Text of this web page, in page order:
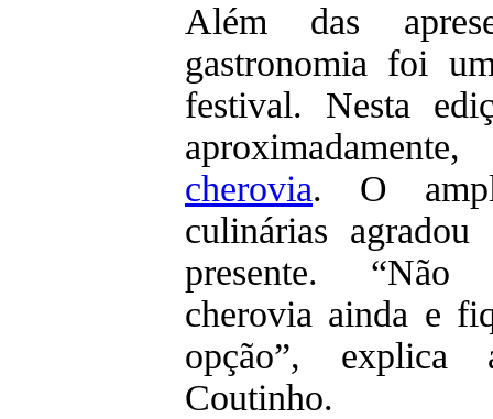
Além das
gastronomia foi
festival. Nesta
cherovia. O
culinárias
presente. “Não
cherovia ainda e
opção”, explica
Coutinho.